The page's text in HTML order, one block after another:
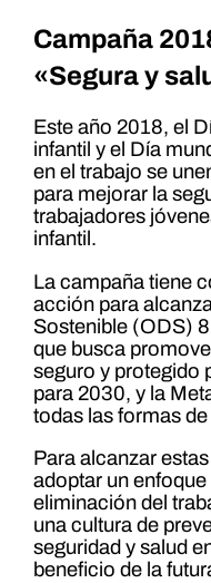
Campaña
«Segura y
Este año 2018, el
infantil y el Día
en el trabajo se
para mejorar la
trabajadores
infantil.
La campaña tiene
acción para
Sostenible (ODS)
que busca
seguro y protegido
para 2030, y la
todas las formas
Para alcanzar
adoptar un
eliminación del
una cultura de
seguridad y salud
beneficio de la